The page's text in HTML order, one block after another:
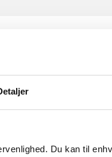
Du kan til